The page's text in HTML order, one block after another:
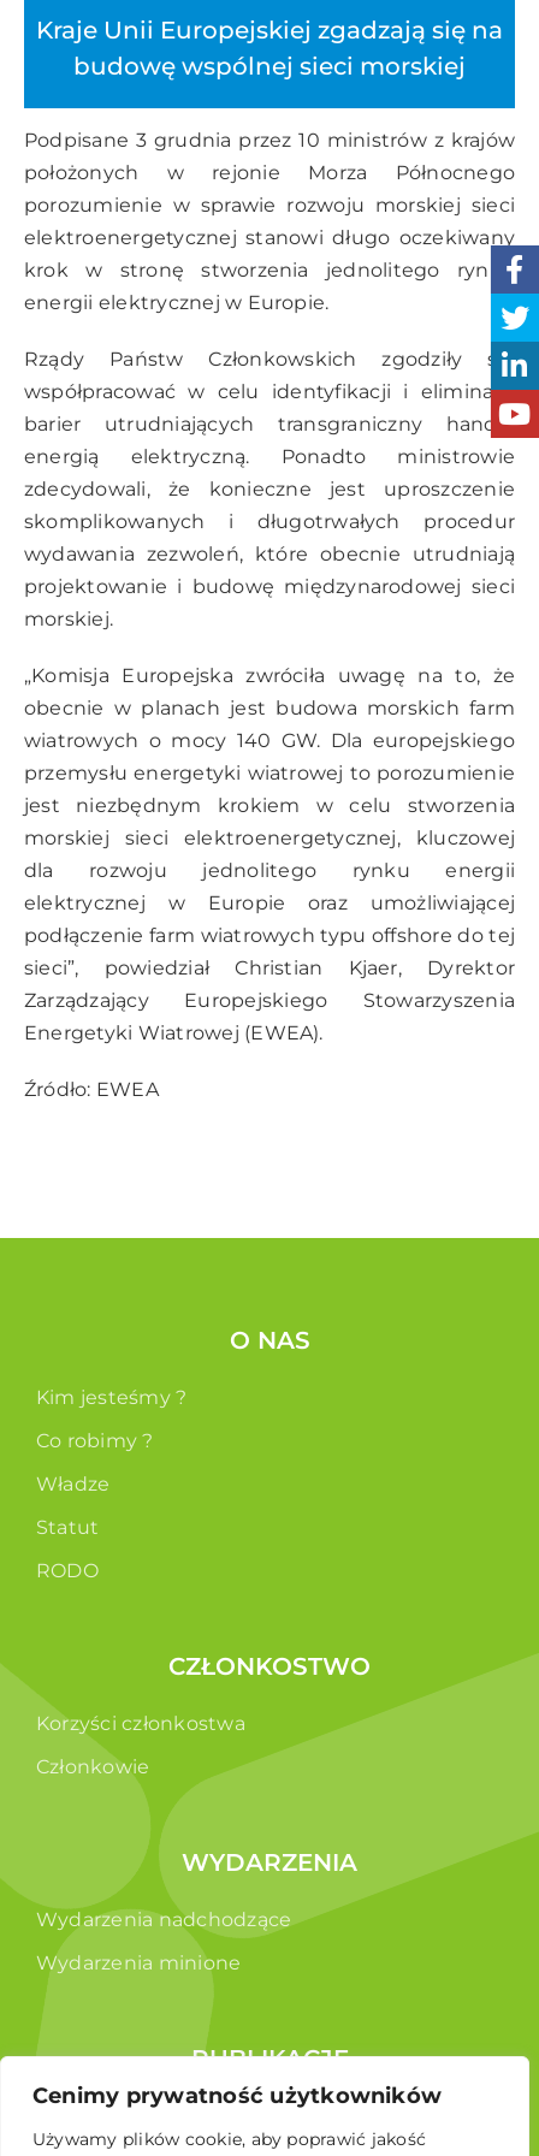
Cenimy prywatność użytkowników
Używamy plików cookie, aby poprawić jakość
Kraje Unii Europejskiej zgadzają się na
budowę wspólnej sieci morskiej
Podpisane 3 grudnia przez 10 ministrów z krajów
położonych w rejonie Morza Północnego
porozumienie w sprawie rozwoju morskiej sieci
elektroenergetycznej stanowi długo oczekiwany
krok w stronę stworzenia jednolitego rynku
energii elektrycznej w Europie.
Rządy Państw Członkowskich zgodziły się
współpracować w celu identyfikacji i eliminacji
barier utrudniających transgraniczny handel
energią elektryczną. Ponadto ministrowie
zdecydowali, że konieczne jest uproszczenie
skomplikowanych i długotrwałych procedur
wydawania zezwoleń, które obecnie utrudniają
projektowanie i budowę międzynarodowej sieci
morskiej.
„Komisja Europejska zwróciła uwagę na to, że
obecnie w planach jest budowa morskich farm
wiatrowych o mocy 140 GW. Dla europejskiego
przemysłu energetyki wiatrowej to porozumienie
jest niezbędnym krokiem w celu stworzenia
morskiej sieci elektroenergetycznej, kluczowej
dla rozwoju jednolitego rynku energii
elektrycznej w Europie oraz umożliwiającej
podłączenie farm wiatrowych typu offshore do tej
sieci”, powiedział Christian Kjaer, Dyrektor
Zarządzający Europejskiego Stowarzyszenia
Energetyki Wiatrowej (EWEA).
Źródło: EWEA
O NAS
Kim jesteśmy ?
Co robimy ?
Władze
Statut
RODO
CZŁONKOSTWO
Korzyści członkostwa
Członkowie
WYDARZENIA
Wydarzenia nadchodzące
Wydarzenia minione
PUBLIKACJE